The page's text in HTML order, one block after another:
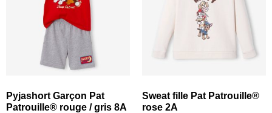
Pyjashort Garçon Pat
Patrouille® rouge / gris 8A
Sweat fille Pat Patrouille®
rose 2A